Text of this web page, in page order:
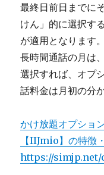
最終日前日までに
けん」的に選択す
が適用となります。
長時間通話の月は
選択すれば、オプ
話料金は月初の分
かけ放題オプショ
【IIJmio】の特徴
https://simjp.net/